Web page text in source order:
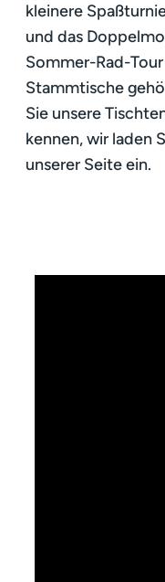
kleinere
und das
Sommer-Rad-
Stammtische
Sie unsere
kennen, wir laden
unserer Seite ein.